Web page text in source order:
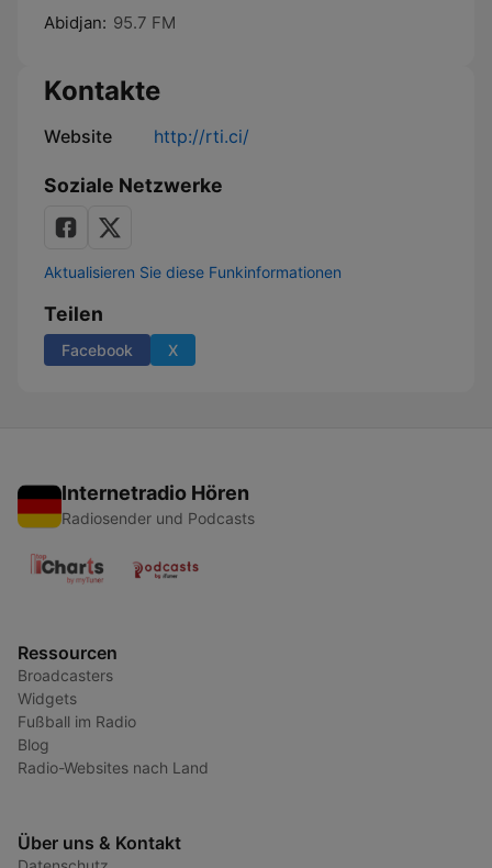
Abidjan: 95.7 FM
Kontakte
Website http://rti.ci/
Soziale Netzwerke
Aktualisieren Sie diese Funkinformationen
Teilen
Facebook X
Internetradio Hören
Radiosender und Podcasts
Ressourcen
Broadcasters
Widgets
Fußball im Radio
Blog
Radio-Websites nach Land
Über uns & Kontakt